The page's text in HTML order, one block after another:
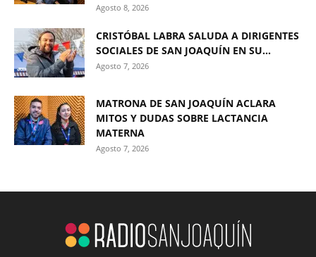
Agosto 8, 2026
CRISTÓBAL LABRA SALUDA A DIRIGENTES
SOCIALES DE SAN JOAQUÍN EN SU...
Agosto 7, 2026
MATRONA DE SAN JOAQUÍN ACLARA
MITOS Y DUDAS SOBRE LACTANCIA
MATERNA
Agosto 7, 2026